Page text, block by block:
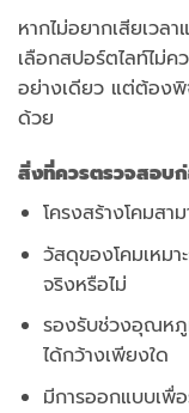
หากไม่อยากเสียเวล
เลือกสปอร์ตไลท์ไม่
อย่างเดียว แต่ต้อง
ด้วย
สิ่งที่ควรตรวจสอบ
โครงสร้างโคมสา
วัสดุของโคมเหมา
จริงหรือไม่
รองรับช่วงอุณหภู
ได้กว้างเพียงใด
มีการออกแบบเพื่